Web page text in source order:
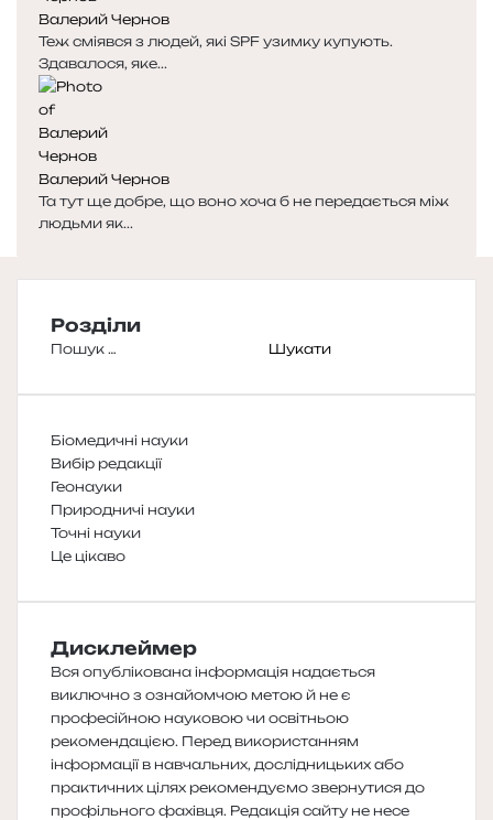
Валерий Чернов
Теж сміявся з людей, які SPF узимку купують.
Здавалося, яке...
Валерий Чернов
Та тут ще добре, що воно хоча б не передається між
людьми як...
Розділи
Пошук:
Біомедичні науки
Вибір редакції
Геонауки
Природничі науки
Точні науки
Це цікаво
Дисклеймер
Вся опублікована інформація надається
виключно з ознайомчою метою й не є
професійною науковою чи освітньою
рекомендацією. Перед використанням
інформації в навчальних, дослідницьких або
практичних цілях рекомендуємо звернутися до
профільного фахівця. Редакція сайту не несе